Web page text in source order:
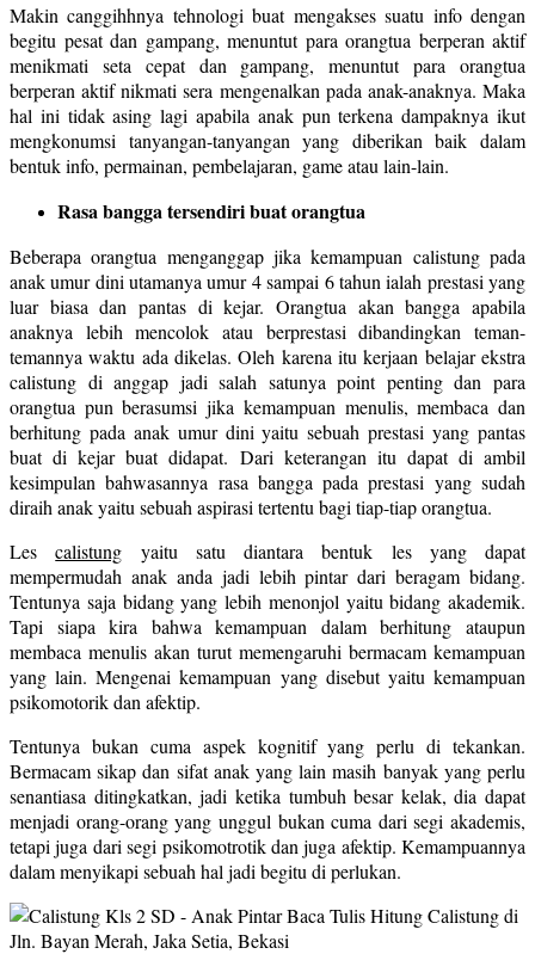
Makin canggihhnya tehnologi buat mengakses suatu info dengan
begitu pesat dan gampang, menuntut para orangtua berperan aktif
menikmati seta cepat dan gampang, menuntut para orangtua
berperan aktif nikmati sera mengenalkan pada anak-anaknya. Maka
hal ini tidak asing lagi apabila anak pun terkena dampaknya ikut
mengkonumsi tanyangan-tanyangan yang diberikan baik dalam
bentuk info, permainan, pembelajaran, game atau lain-lain.
Rasa bangga tersendiri buat orangtua
Beberapa orangtua menganggap jika kemampuan calistung pada
anak umur dini utamanya umur 4 sampai 6 tahun ialah prestasi yang
luar biasa dan pantas di kejar. Orangtua akan bangga apabila
anaknya lebih mencolok atau berprestasi dibandingkan teman-
temannya waktu ada dikelas. Oleh karena itu kerjaan belajar ekstra
calistung di anggap jadi salah satunya point penting dan para
orangtua pun berasumsi jika kemampuan menulis, membaca dan
berhitung pada anak umur dini yaitu sebuah prestasi yang pantas
buat di kejar buat didapat. Dari keterangan itu dapat di ambil
kesimpulan bahwasannya rasa bangga pada prestasi yang sudah
diraih anak yaitu sebuah aspirasi tertentu bagi tiap-tiap orangtua.
Lescalistung yaitu satu diantara bentuk les yang dapat
mempermudah anak anda jadi lebih pintar dari beragam bidang.
Tentunya saja bidang yang lebih menonjol yaitu bidang akademik.
Tapi siapa kira bahwa kemampuan dalam berhitung ataupun
membaca menulis akan turut memengaruhi bermacam kemampuan
yang lain. Mengenai kemampuan yang disebut yaitu kemampuan
psikomotorik dan afektip.
Tentunya bukan cuma aspek kognitif yang perlu di tekankan.
Bermacam sikap dan sifat anak yang lain masih banyak yang perlu
senantiasa ditingkatkan, jadi ketika tumbuh besar kelak, dia dapat
menjadi orang-orang yang unggul bukan cuma dari segi akademis,
tetapi juga dari segi psikomotrotik dan juga afektip. Kemampuannya
dalam menyikapi sebuah hal jadi begitu di perlukan.